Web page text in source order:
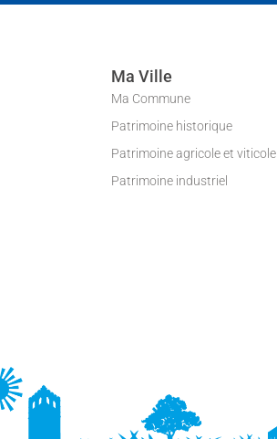
Ma Ville
Ma Commune
Patrimoine historique
Patrimoine agricole et viticole
Patrimoine industriel